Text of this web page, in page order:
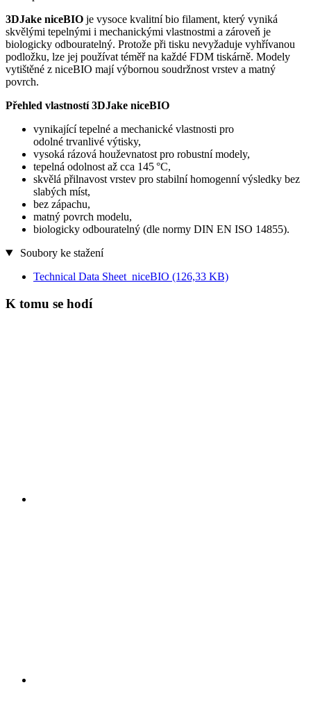
3DJake niceBIO je vysoce kvalitní bio filament, který vyniká
skvělými tepelnými i mechanickými vlastnostmi a zároveň je
biologicky odbouratelný. Protože při tisku nevyžaduje vyhřívanou
podložku, lze jej používat téměř na každé FDM tiskárně. Modely
vytištěné z niceBIO mají výbornou soudržnost vrstev a matný
povrch.
Přehled vlastností 3DJake niceBIO
vynikající tepelné a mechanické vlastnosti pro
odolné trvanlivé výtisky,
vysoká rázová houževnatost pro robustní modely,
tepelná odolnost až cca 145 °C,
skvělá přilnavost vrstev pro stabilní homogenní výsledky bez
slabých míst,
bez zápachu,
matný povrch modelu,
biologicky odbouratelný (dle normy DIN EN ISO 14855).
Soubory ke stažení
Technical Data Sheet_niceBIO (126,33 KB)
K tomu se hodí